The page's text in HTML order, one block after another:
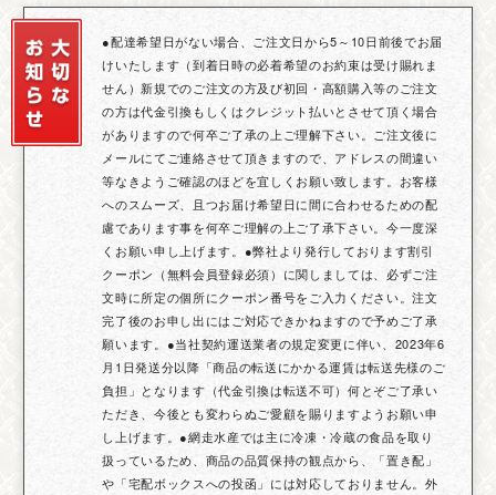
●配達希望日がない場合、ご注文日から5～10日前後でお届
けいたします（到着日時の必着希望のお約束は受け賜れま
せん）新規でのご注文の方及び初回・高額購入等のご注文
の方は代金引換もしくはクレジット払いとさせて頂く場合
がありますので何卒ご了承の上ご理解下さい。ご注文後に
メールにてご連絡させて頂きますので、アドレスの間違い
等なきようご確認のほどを宜しくお願い致します。お客様
へのスムーズ、且つお届け希望日に間に合わせるための配
慮であります事を何卒ご理解の上ご了承下さい。今一度深
くお願い申し上げます。●弊社より発行しております割引
クーポン（無料会員登録必須）に関しましては、必ずご注
文時に所定の個所にクーポン番号をご入力ください。注文
完了後のお申し出にはご対応できかねますので予めご了承
願います。●当社契約運送業者の規定変更に伴い、2023年6
月1日発送分以降「商品の転送にかかる運賃は転送先様のご
負担」となります（代金引換は転送不可）何とぞご了承い
ただき、今後とも変わらぬご愛顧を賜りますようお願い申
し上げます。●網走水産では主に冷凍・冷蔵の食品を取り
扱っているため、商品の品質保持の観点から、「置き配」
や「宅配ボックスへの投函」には対応しておりません。外